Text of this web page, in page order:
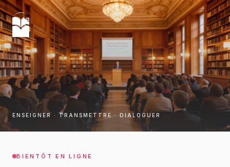
ENSEIGNER · TRANSMETTRE · DIALOGUER
BIENTÔT EN LIGNE